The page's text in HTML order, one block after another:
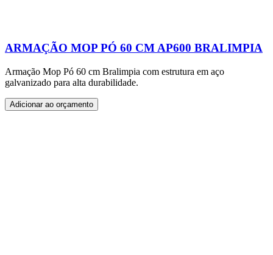
ARMAÇÃO MOP PÓ 60 CM AP600 BRALIMPIA
Armação Mop Pó 60 cm Bralimpia com estrutura em aço
galvanizado para alta durabilidade.
Adicionar ao orçamento